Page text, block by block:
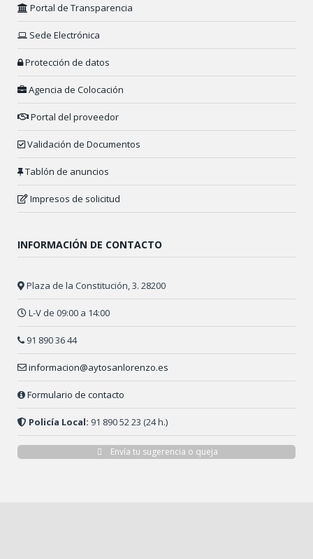
Portal de Transparencia
Sede Electrónica
Protección de datos
Agencia de Colocación
Portal del proveedor
Validación de Documentos
Tablón de anuncios
Impresos de solicitud
INFORMACIÓN DE CONTACTO
Plaza de la Constitución, 3. 28200
L-V de 09:00 a 14:00
91 890 36 44
informacion@aytosanlorenzo.es
Formulario de contacto
Policía Local: 91 890 52 23 (24 h.)
Envía tu sugerencia o queja